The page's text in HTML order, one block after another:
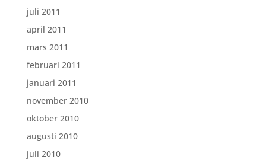
juli 2011
april 2011
mars 2011
februari 2011
januari 2011
november 2010
oktober 2010
augusti 2010
juli 2010